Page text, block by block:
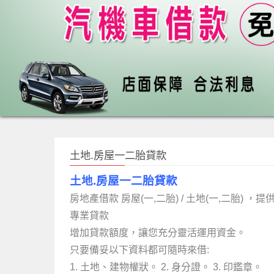
土地.房屋一二胎貸款
土地.房屋一二胎貸款
房地產借款 房屋(一,二胎) / 土地(一,二胎) ，提
專業貸款
增加貸款額度，讓您充分靈活運用資金。
只要備妥以下資料都可隨時來借:
1. 土地、建物權狀。 2. 身分證。 3. 印鑑章。